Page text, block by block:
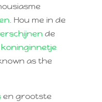
Hou me in de
de
koninginnetje
as the
en grootste